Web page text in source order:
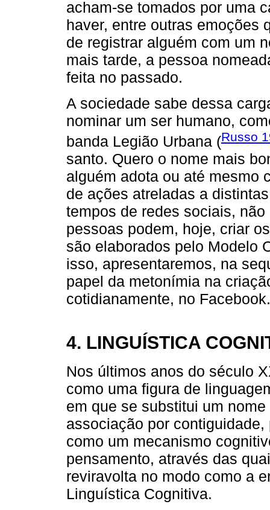
acham-se tomados por uma
haver, entre outras emoções
de registrar alguém com um
mais tarde, a pessoa
feita no passado.
A sociedade sabe dessa
nominar um ser humano,
banda Legião Urbana (Russo
santo. Quero o nome mais
alguém adota ou até mesmo
de ações atreladas a
tempos de redes sociais,
pessoas podem, hoje, criar
são elaborados pelo Modelo
isso, apresentaremos, na
papel da metonímia na
cotidianamente, no Facebook.
4. LINGUÍSTICA
Nos últimos anos do século
como uma figura de
em que se substitui um
associação por
como um mecanismo
pensamento, através das
reviravolta no modo como a
Linguística Cognitiva.